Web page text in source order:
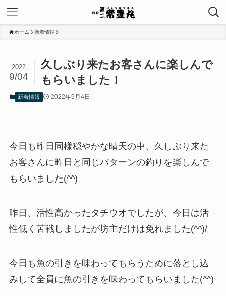
ホーム 新着情報
久しぶり来たお客さんに楽しんで
もらいました！
2022
9/04
新着情報 2022年9月4日
今日も昨日同様穏やかな晴天の中、久しぶり来た
お客さんに昨日と同じパターンの釣りを楽しんで
もらいました(^^)
昨日、活性高かったタチウオでしたが、今日は活
性低く苦戦しましたが坊主だけは免れました(^^)/
今日も魚の引きを味わってもらうために落とし込
みして全員に魚の引きを味わってもらいました(^^)